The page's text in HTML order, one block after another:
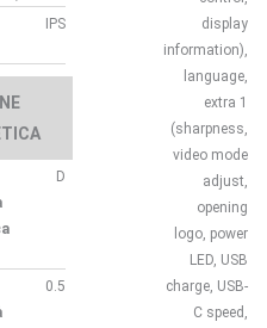
IPS
D
0.5
display
information),
language,
extra 1
(sharpness,
video mode
adjust,
opening
logo, power
LED, USB
charge, USB-
C speed,